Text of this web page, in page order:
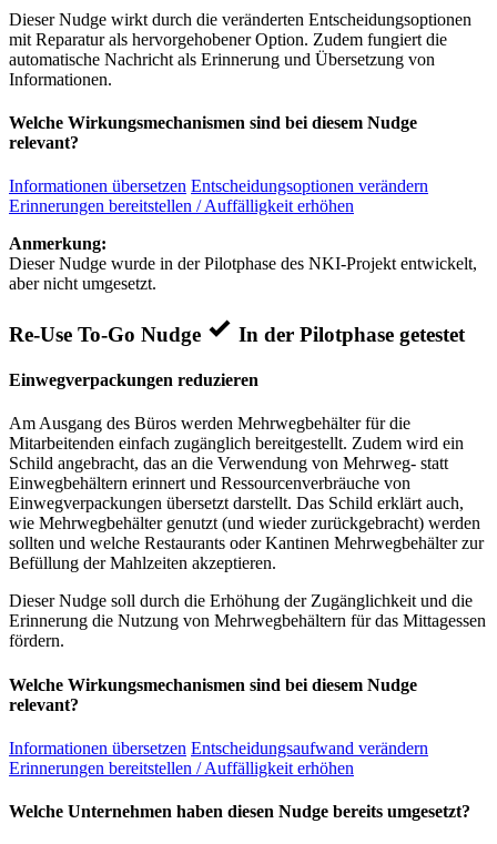
Dieser Nudge wirkt durch die veränderten Entscheidungsoptionen
mit Reparatur als hervorgehobener Option. Zudem fungiert die
automatische Nachricht als Erinnerung und Übersetzung von
Informationen.
Welche Wirkungsmechanismen sind bei diesem Nudge
relevant?
Informationen übersetzen Entscheidungsoptionen verändern
Erinnerungen bereitstellen / Auffälligkeit erhöhen
Anmerkung:
Dieser Nudge wurde in der Pilotphase des NKI-Projekt entwickelt,
aber nicht umgesetzt.
Re-Use To-Go Nudge In der Pilotphase getestet
Einwegverpackungen reduzieren
Am Ausgang des Büros werden Mehrwegbehälter für die
Mitarbeitenden einfach zugänglich bereitgestellt. Zudem wird ein
Schild angebracht, das an die Verwendung von Mehrweg- statt
Einwegbehältern erinnert und Ressourcenverbräuche von
Einwegverpackungen übersetzt darstellt. Das Schild erklärt auch,
wie Mehrwegbehälter genutzt (und wieder zurückgebracht) werden
sollten und welche Restaurants oder Kantinen Mehrwegbehälter zur
Befüllung der Mahlzeiten akzeptieren.
Dieser Nudge soll durch die Erhöhung der Zugänglichkeit und die
Erinnerung die Nutzung von Mehrwegbehältern für das Mittagessen
fördern.
Welche Wirkungsmechanismen sind bei diesem Nudge
relevant?
Informationen übersetzen Entscheidungsaufwand verändern
Erinnerungen bereitstellen / Auffälligkeit erhöhen
Welche Unternehmen haben diesen Nudge bereits umgesetzt?